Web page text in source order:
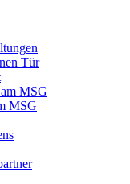
Tür
MSG
MSG